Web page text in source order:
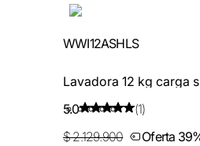
WWI12ASHLS
Lavadora 12 kg carga
5.0
(1)
$ 2.129.900
Oferta